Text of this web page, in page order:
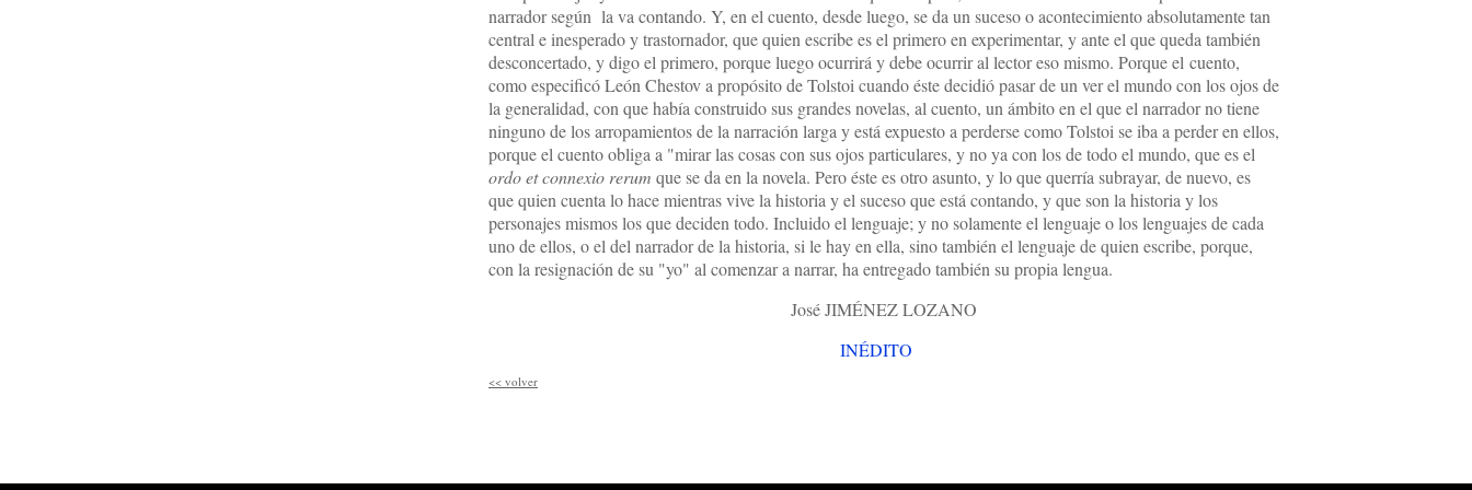
narrador según la va contando. Y, en el cuento, desde luego, se da un suceso o acontecimiento absolutamente tan
central e inesperado y trastornador, que quien escribe es el primero en experimentar, y ante el que queda también
desconcertado, y digo el primero, porque luego ocurrirá y debe ocurrir al lector eso mismo. Porque el cuento,
como especificó León Chestov a propósito de Tolstoi cuando éste decidió pasar de un ver el mundo con los ojos de
la generalidad, con que había construido sus grandes novelas, al cuento, un ámbito en el que el narrador no tiene
ninguno de los arropamientos de la narración larga y está expuesto a perderse como Tolstoi se iba a perder en ellos,
porque el cuento obliga a "mirar las cosas con sus ojos particulares, y no ya con los de todo el mundo, que es el
ordo et connexio rerum que se da en la novela. Pero éste es otro asunto, y lo que querría subrayar, de nuevo, es
que quien cuenta lo hace mientras vive la historia y el suceso que está contando, y que son la historia y los
personajes mismos los que deciden todo. Incluido el lenguaje; y no solamente el lenguaje o los lenguajes de cada
uno de ellos, o el del narrador de la historia, si le hay en ella, sino también el lenguaje de quien escribe, porque,
con la resignación de su "yo" al comenzar a narrar, ha entregado también su propia lengua.
José JIMÉNEZ LOZANO
INÉDITO
<< volver